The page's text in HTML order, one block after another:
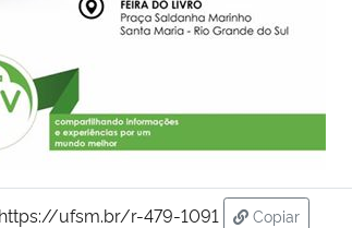
https://ufsm.br/r-479-1091
Copiar